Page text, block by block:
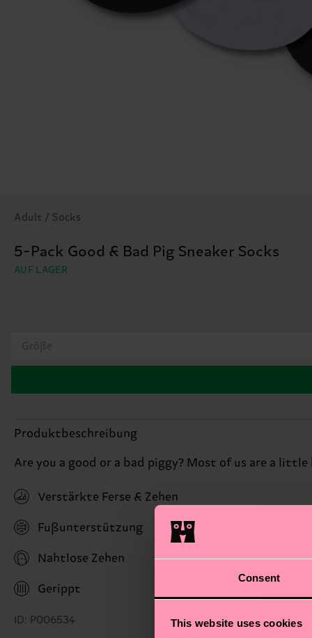
Consent
This website uses cookies
Adult / Socks
5-Pack Good & Bad Pig Sneaker Socks
AUF LAGER
Größe
Produktbeschreibung
Are you a good or a bad piggy? Most of us are a
Verstärkte Ferse & Zehen
Fußunterstützung
Nahtlose Zehen
Gerippt
ID: P006534